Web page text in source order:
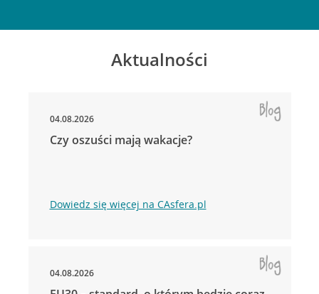
Aktualności
04.08.2026
Czy oszuści mają wakacje?
Dowiedz się więcej na CAsfera.pl
04.08.2026